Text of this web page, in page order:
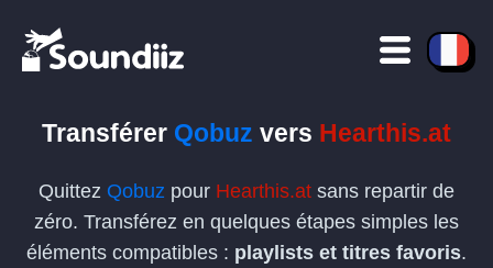
Transférer Qobuz vers Hearthis.at
Quittez Qobuz pour Hearthis.at sans repartir de
zéro. Transférez en quelques étapes simples les
éléments compatibles : playlists et titres favoris.